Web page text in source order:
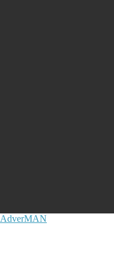
AdverMAN